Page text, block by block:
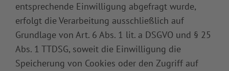
entsprechende Einwilligung abgefragt wurde,
erfolgt die Verarbeitung ausschließlich auf
Grundlage von Art. 6 Abs. 1 lit. a DSGVO und § 25
Abs. 1 TTDSG, soweit die Einwilligung die
Speicherung von Cookies oder den Zugriff auf